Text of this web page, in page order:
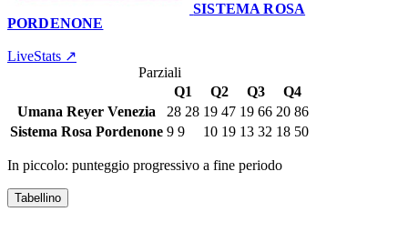
SISTEMA ROSA
PORDENONE
LiveStats ↗
Parziali
Q1
Q2 Q3
Q4
Umana Reyer Venezia
28 28 19 47 19 66 20 86
Sistema Rosa Pordenone 9 9 10 19 13 32 18 50
In piccolo: punteggio progressivo a fine periodo
Tabellino